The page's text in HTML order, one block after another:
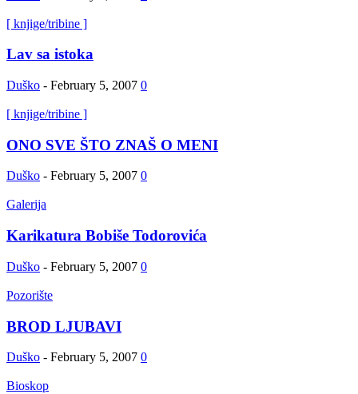
[ knjige/tribine ]
Lav sa istoka
Duško - February 5, 2007 0
[ knjige/tribine ]
ONO SVE ŠTO ZNAŠ O MENI
Duško - February 5, 2007 0
Galerija
Karikatura Bobiše Todorovića
Duško - February 5, 2007 0
Pozorište
BROD LJUBAVI
Duško - February 5, 2007 0
Bioskop